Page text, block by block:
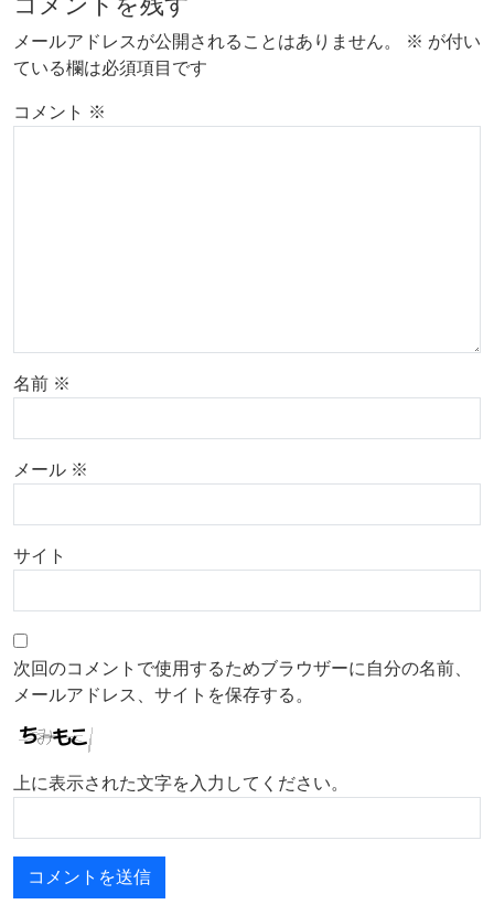
メールアドレスが公開されることはありません。 ※ が付い
ている欄は必須項目です
コメント ※
名前 ※
メール ※
サイト
次回のコメントで使用するためブラウザーに自分の名前、
メールアドレス、サイトを保存する。
上に表示された文字を入力してください。